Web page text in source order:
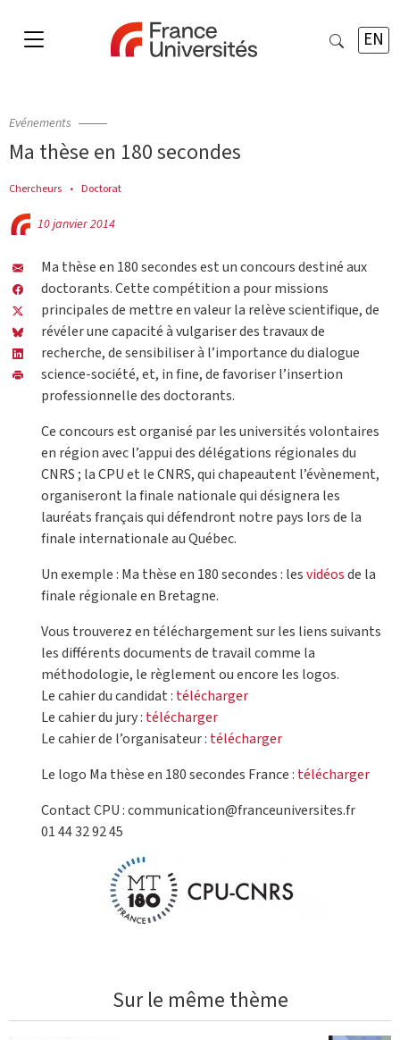
EN
Evénements
Ma thèse en 180 secondes
Chercheurs Doctorat
10 janvier 2014
Ma thèse en 180 secondes est un concours destiné aux
doctorants. Cette compétition a pour missions
principales de mettre en valeur la relève scientifique, de
révéler une capacité à vulgariser des travaux de
recherche, de sensibiliser à l’importance du dialogue
science-société, et, in fine, de favoriser l’insertion
professionnelle des doctorants.
Ce concours est organisé par les universités volontaires
en région avec l’appui des délégations régionales du
CNRS ; la CPU et le CNRS, qui chapeautent l’évènement,
organiseront la finale nationale qui désignera les
lauréats français qui défendront notre pays lors de la
finale internationale au Québec.
Un exemple : Ma thèse en 180 secondes : lesvidéosde la
finale régionale en Bretagne.
Vous trouverez en téléchargement sur les liens suivants
les différents documents de travail comme la
méthodologie, le règlement ou encore les logos.
Le cahier du candidat : télécharger
Le cahier du jury : télécharger
Le cahier de l’organisateur : télécharger
Le logo Ma thèse en 180 secondes France : télécharger
Contact CPU : communication@franceuniversites.fr
01 44 32 92 45
Sur le même thème